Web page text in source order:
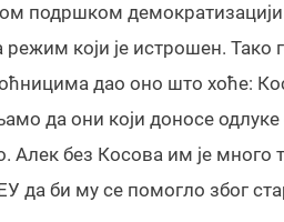
подршком демократизацији
који је истрошен.
дао оно што хоће:
да они који доносе
Алек без Косова им је много
да би му се помогло због